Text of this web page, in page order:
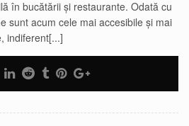
în bucătării și restaurante. Odată cu
sunt acum cele mai accesibile și mai
indiferent[...]